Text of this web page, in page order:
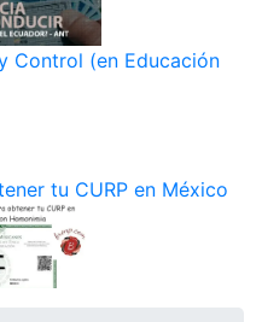
Control (en Educación
tu CURP en México